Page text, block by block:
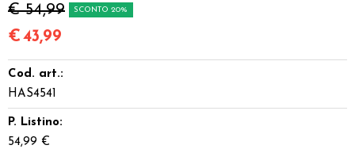
€ 54,99 SCONTO 20%
€43,99
Cod. art.:
HAS4541
P. Listino:
54,99 €